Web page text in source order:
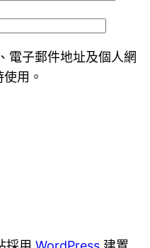
電子郵件地址及個人網
用。